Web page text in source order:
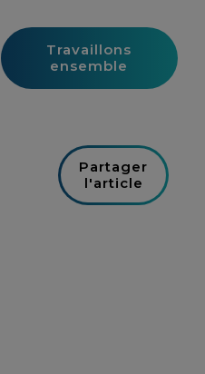
Travaillons
ensemble
Partager
l'article